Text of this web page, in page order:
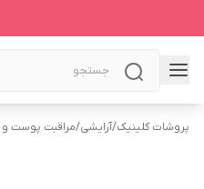
پروشات کلینیک/آرایشی/مراقبت پوست